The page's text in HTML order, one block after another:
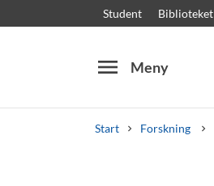
Student Biblioteket
menu Meny
Start Forskning